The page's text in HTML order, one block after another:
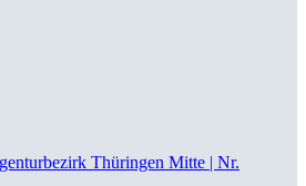
Thüringen Mitte | Nr.